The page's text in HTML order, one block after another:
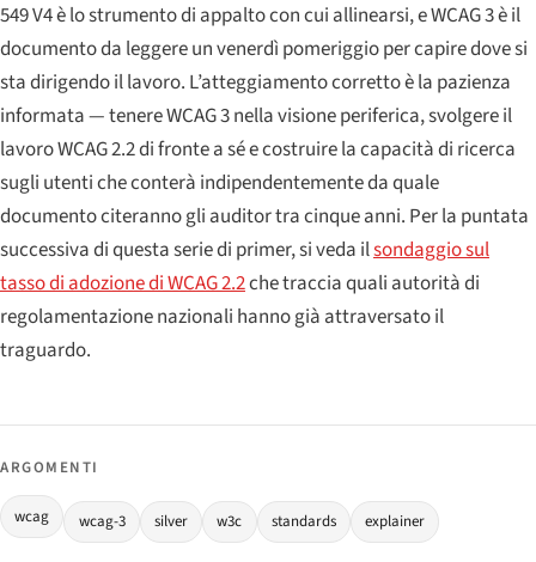
549 V4 è lo strumento di appalto con cui allinearsi, e WCAG 3 è il
documento da leggere un venerdì pomeriggio per capire dove si
sta dirigendo il lavoro. L’atteggiamento corretto è la pazienza
informata — tenere WCAG 3 nella visione periferica, svolgere il
lavoro WCAG 2.2 di fronte a sé e costruire la capacità di ricerca
sugli utenti che conterà indipendentemente da quale
documento citeranno gli auditor tra cinque anni. Per la puntata
successiva di questa serie di primer, si veda ilsondaggio sul
tasso di adozione di WCAG 2.2che traccia quali autorità di
regolamentazione nazionali hanno già attraversato il
traguardo.
ARGOMENTI
wcag wcag-3 silver w3c standards explainer